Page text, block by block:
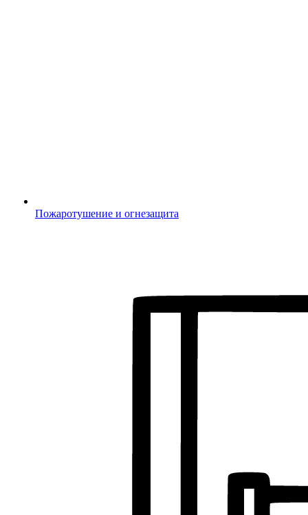
Пожаротушение и огнезащита